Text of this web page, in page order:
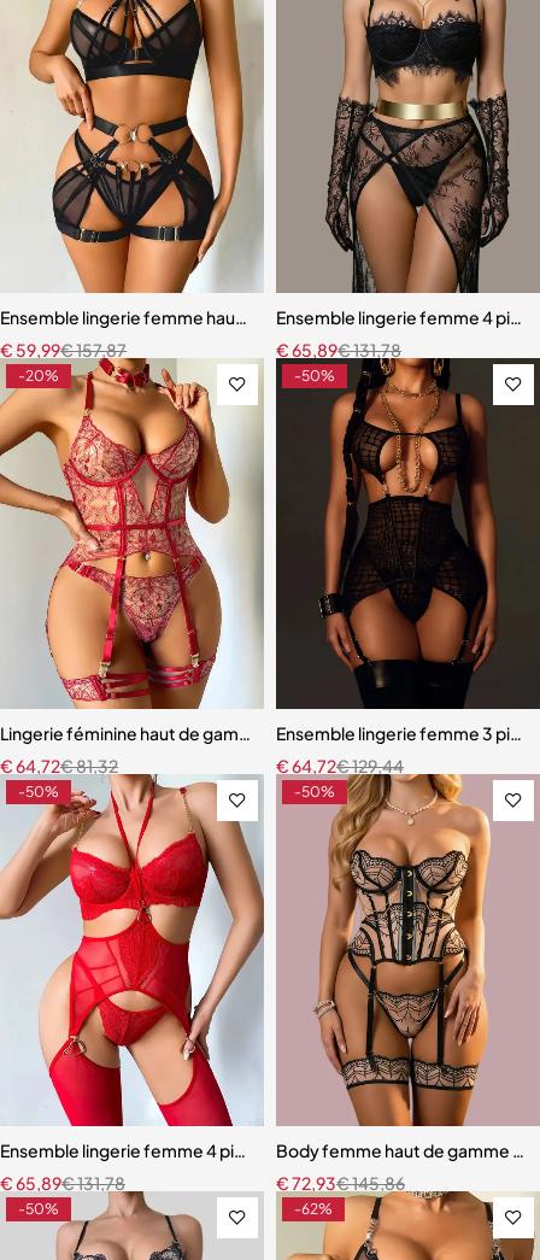
Ensemble lingerie femme haut de gamme – Design exclusif avec
€157,87
€ 59,99
Ensemble lingerie femme 4
€131,78
€65,89
-20%
Lingerie féminine haut de gamme – Soutien-gorge et culotte en
€81,32
€64,72
-50%
Ensemble lingerie femme 3
€129,44
€64,72
-50%
Ensemble lingerie femme 4 pièces – Dentelle rouge avec chaînes
€131,78
€65,89
-50%
Body femme haut de gamme –
€145,86
€72,93
-50% -62%